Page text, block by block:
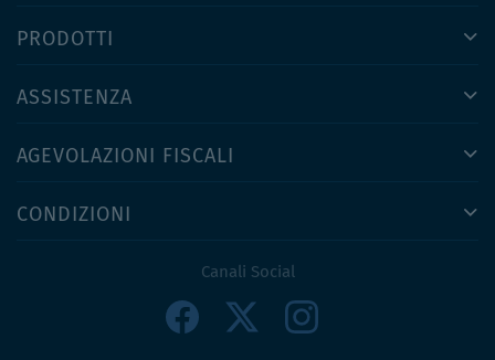
PRODOTTI
ASSISTENZA
AGEVOLAZIONI FISCALI
CONDIZIONI
Canali Social